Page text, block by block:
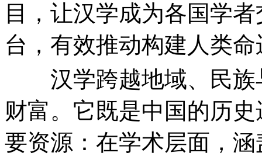
目，让汉学成为各国学
台，有效推动构建人类
汉学跨越地域、民族
财富。它既是中国的历
要资源：在学术层面，